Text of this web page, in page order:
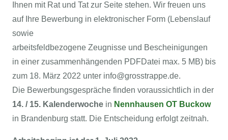
Ihnen mit Rat und Tat zur Seite stehen. Wir freuen uns
auf Ihre Bewerbung in elektronischer Form (Lebenslauf
sowie
arbeitsfeldbezogene Zeugnisse und Bescheinigungen
in einer zusammenhängenden PDFDatei max. 5 MB) bis
zum 18. März 2022 unter info@grosstrappe.de.
Die Bewerbungsgespräche finden voraussichtlich in der
14. / 15. Kalenderwoche in Nennhausen OT Buckow
in Brandenburg statt. Die Entscheidung erfolgt zeitnah.